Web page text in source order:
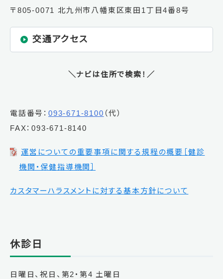
〒805-0071 北九州市八幡東区東田1丁目4番8号
交通アクセス
＼ナビは住所で検索！／
電話番号： 093-671-8100 （代）
FAX：093-671-8140
運営についての重要事項に関する規程の概要［健診
機関・保健指導機関］
カスタマーハラスメントに対する基本方針について
休診日
日曜日、祝日、第2・第4 土曜日